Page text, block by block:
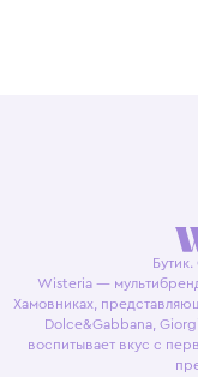
Wisteria —
Хамовниках,
Dolce&Gabbana,
воспитывает вкус с